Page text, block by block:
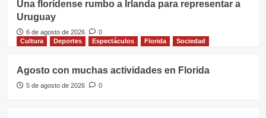
Una floridense rumbo a Irlanda para representar a
Uruguay
6 de agosto de 2026
0
Cultura
Deportes Espectáculos Florida Sociedad
Agosto con muchas actividades en Florida
5 de agosto de 2026 0